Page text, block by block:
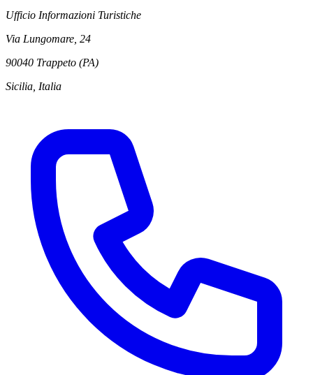
Ufficio Informazioni Turistiche
Via Lungomare, 24
90040 Trappeto (PA)
Sicilia, Italia